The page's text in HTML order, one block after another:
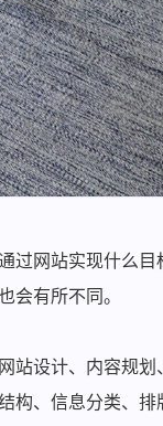
网站实现什么目
会有所不同。
站设计、内容规
构、信息分类、